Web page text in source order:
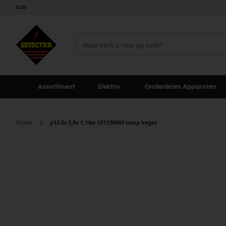
B2B
Assortiment Elektro Onderdelen Apparaten
Home p13.5s 3,8v 1,14w 131130083 lamp kegel